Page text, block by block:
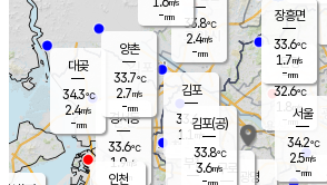
경서동
33.6℃
1.9m/s
-mm
33.8℃
2.4m/s
-mm
대곶
34.3℃
2.4m/s
-mm
-mm
김포
33.6℃
1.1 m/s
mm
광명
부천
양촌
33.7℃
2.7m/s
-mm
구로
은평
32.6℃
1.8 m/s
- mm
장흥면
33.6℃
1.7m/s
-mm
김포(공)
33.8℃
3.6m/s
-mm
인천
서울
34.2℃
2.5m/s
-mm